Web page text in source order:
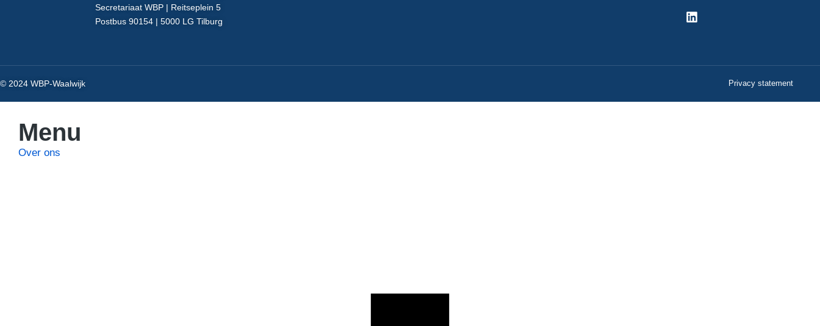
Secretariaat WBP | Reitseplein 5
Postbus 90154 | 5000 LG Tilburg
© 2024 WBP-Waalwijk Privacy statement
Menu
Over ons